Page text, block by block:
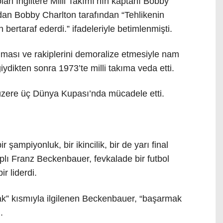
Bobby Charlton tarafından “Tehlikenin
ederdi.” ifadeleriyle betimlenmişti.
ve rakiplerini demoralize etmesiyle nam
sonra 1973’te milli takıma veda etti.
üç Dünya Kupası’nda mücadele etti.
şampiyonluk, bir ikincilik, bir de yarı final
Franz Beckenbauer, fevkalade bir futbol
liderdi.
kısmıyla ilgilenen Beckenbauer, “başarmak